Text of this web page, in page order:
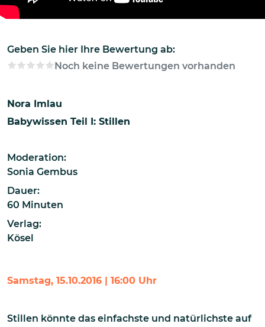
Geben Sie hier Ihre Bewertung ab:
Noch keine Bewertungen vorhanden
Nora Imlau
Babywissen Teil I: Stillen
Moderation:
Sonia Gembus
Dauer:
60 Minuten
Verlag:
Kösel
Samstag, 15.10.2016 | 16:00 Uhr
Stillen könnte das einfachste und natürlichste auf